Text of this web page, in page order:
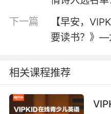
下一篇
【早安，
要读书？》—
相关课程推荐